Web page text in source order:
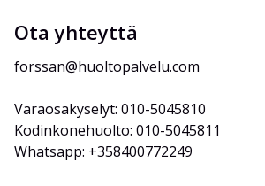
Ota yhteyttä
forssan@huoltopalvelu.com
Varaosakyselyt: 010-5045810
Kodinkonehuolto: 010-5045811
Whatsapp: +358400772249